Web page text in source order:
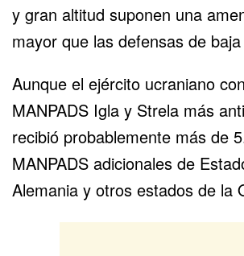
y gran altitud suponen una
mayor que las defensas de
Aunque el ejército ucraniano
MANPADS Igla y Strela más
recibió probablemente más de
MANPADS adicionales de
Alemania y otros estados de la